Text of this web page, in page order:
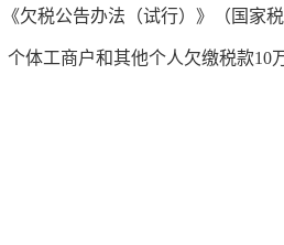
《欠税公告办法（试行）》（国家
个体工商户和其他个人欠缴税款10